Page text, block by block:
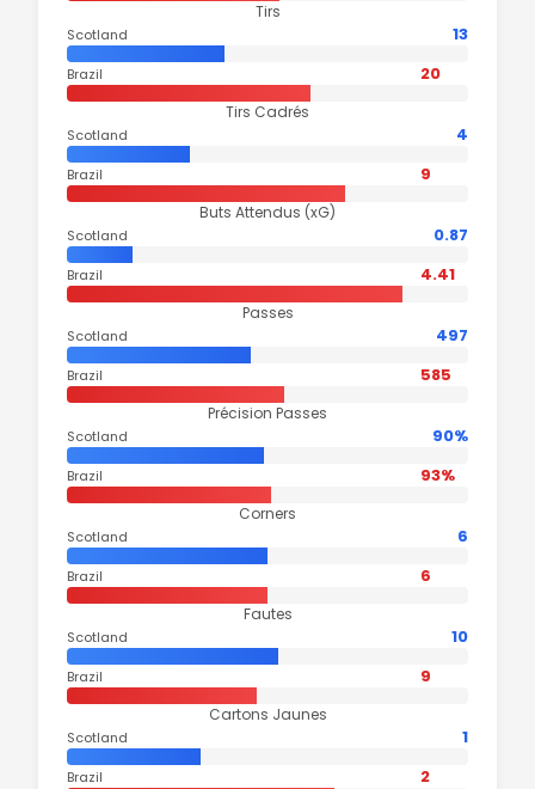
Tirs
Scotland 13
Brazil 20
Tirs Cadrés
Scotland 4
Brazil 9
Buts Attendus (xG)
Scotland 0.87
Brazil 4.41
Passes
Scotland 497
Brazil 585
Précision Passes
Scotland 90%
Brazil 93%
Corners
Scotland 6
Brazil 6
Fautes
Scotland 10
Brazil 9
Cartons Jaunes
Scotland 1
Brazil 2